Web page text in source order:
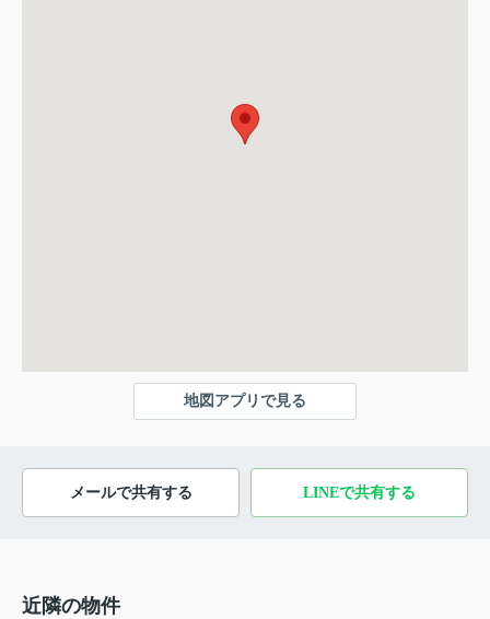
地図アプリで見る
メールで共有する LINEで共有する
近隣の物件